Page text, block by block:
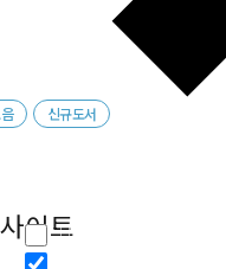
Hidden label
신규도서
이트